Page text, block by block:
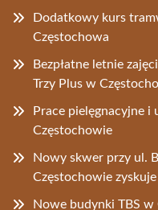
Dodatkowy kurs
Częstochowa
Bezpłatne letnie
Trzy Plus w
Prace pielęgnacyjne
Częstochowie
Nowy skwer przy ul.
Częstochowie zyskuje
Nowe budynki TBS